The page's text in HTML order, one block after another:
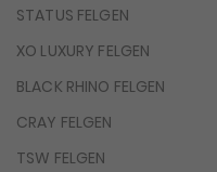
STATUS FELGEN
XO LUXURY FELGEN
BLACK RHINO FELGEN
CRAY FELGEN
TSW FELGEN